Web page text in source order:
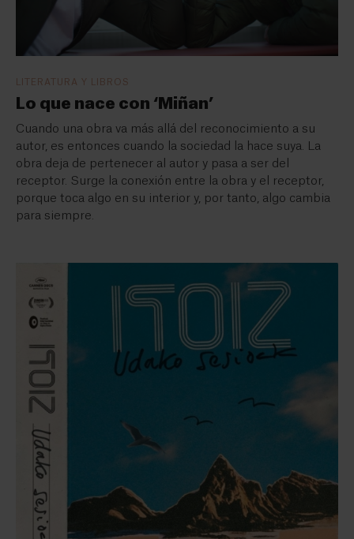
LITERATURA Y LIBROS
Lo que nace con ‘Miñan’
Cuando una obra va más allá del reconocimiento a su
autor, es entonces cuando la sociedad la hace suya. La
obra deja de pertenecer al autor y pasa a ser del
receptor. Surge la conexión entre la obra y el receptor,
porque toca algo en su interior y, por tanto, algo cambia
para siempre.